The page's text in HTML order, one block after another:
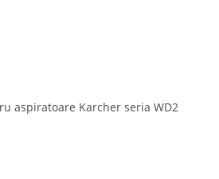
aspiratoare Karcher seria WD2